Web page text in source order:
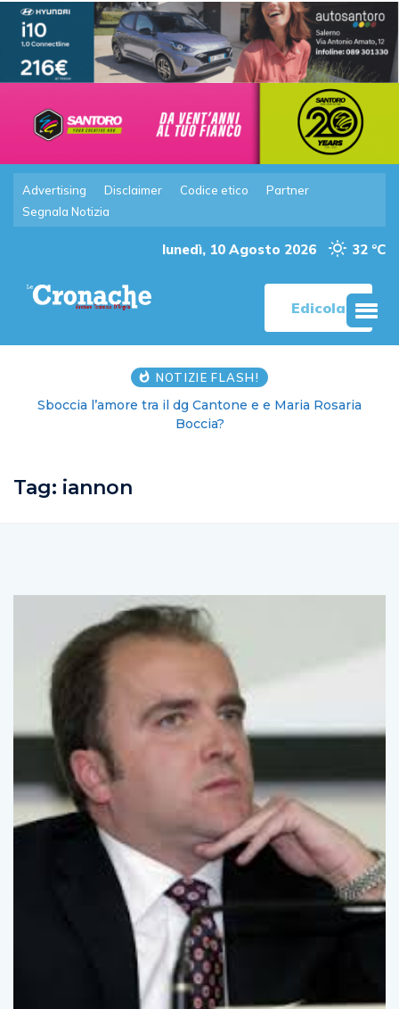
Advertising Disclaimer Codice etico
Partner
Segnala Notizia
lunedì, 10 Agosto 2026 32 °C
Edicola
NOTIZIE FLASH!
Sboccia l’amore tra il dg Cantone e e Maria Rosaria
Boccia?
Tag: iannon